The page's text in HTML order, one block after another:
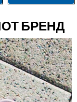
БРЕНД